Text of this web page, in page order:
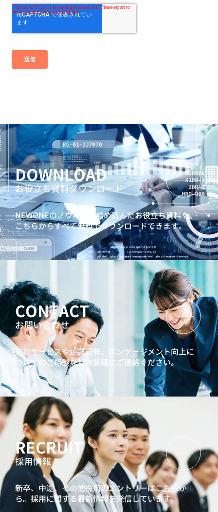
DOWNLOAD
お役立ち資料ダウンロード
NEWONEのノウハウを詰め込んだお役立ち資料を、
こちらからすべて無料でダウンロードできます。
CONTACT
お問い合わせ
当社サービスや企業研修、エンゲージメント向上に
ついてのご相談などお気軽にご連絡ください。
RECRUIT
採用情報
新卒、中途、その他採用のエントリーはこちらか
ら。採用に関する最新情報を発信しています。